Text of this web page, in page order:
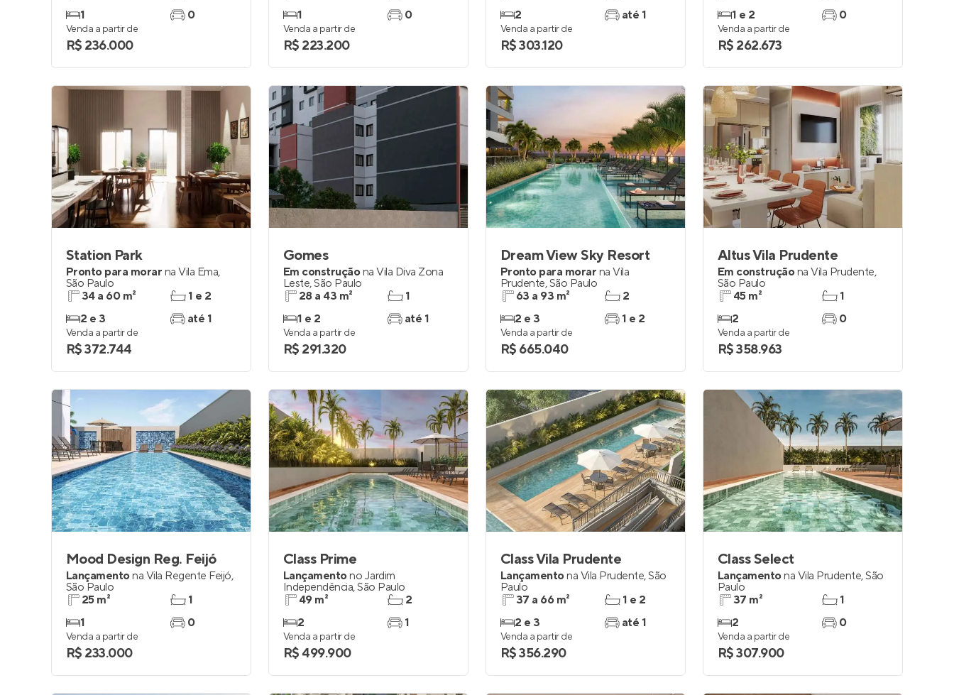
1
0
Venda a partir de
R$ 236.000
1
0
Venda a partir de
R$ 223.200
2
até 1
Venda a partir de
R$ 303.120
1 e 2
0
Venda a partir de
R$ 262.673
Station Park
Pronto para morar na Vila Ema,
São Paulo
34 a 60 m²
2 e 3
1 e 2
até 1
Venda a partir de
R$ 372.744
Gomes
Em construçãona Vila Diva Zona
Leste,São Paulo
28 a 43 m²
1 e 2
1
até 1
Venda a partir de
R$ 291.320
Dream View Sky Resort
Pronto para morar na Vila
Prudente,São Paulo
63 a 93 m²
2 e 3
2
1 e 2
Venda a partir de
R$ 665.040
Altus Vila Prudente
Em construçãona Vila Prudente,
São Paulo
45 m²
2
1
0
Venda a partir de
R$ 358.963
Mood Design Reg. Feijó
Lançamentona Vila Regente Feijó,
São Paulo
25 m²
1
1
0
Venda a partir de
R$ 233.000
Class Prime
Lançamentono Jardim
Independência,São Paulo
49 m²
2
2
1
Venda a partir de
R$ 499.900
Class Vila Prudente
Lançamentona Vila Prudente,São
Paulo
37 a 66 m²
2 e 3
1 e 2
até 1
Venda a partir de
R$ 356.290
Class Select
Lançamentona Vila Prudente,São
Paulo
37 m²
2
1
0
Venda a partir de
R$ 307.900